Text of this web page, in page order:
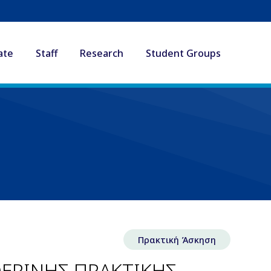
Staff Research Student Groups
Πρακτική Άσκηση